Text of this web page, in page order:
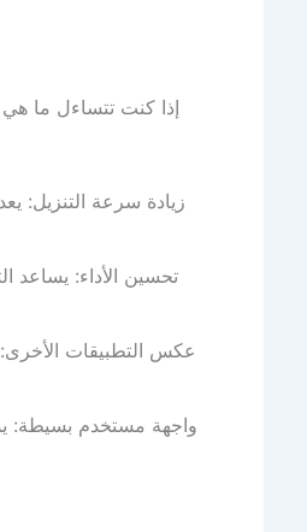
إذا كنت تتساءل ما
زيادة سرعة التنزيل:
تحسين الأداء: يساعد
عكس التطبيقات الأخرى:
واجهة مستخدم بسيطة: